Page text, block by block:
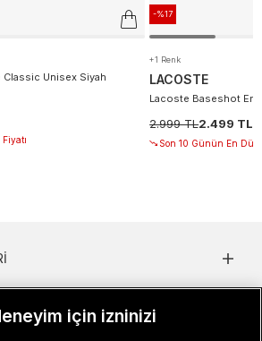
Unisex Siyah
-%17
+1 Renk
LACOSTE
Lacoste Baseshot
2.999 TL2.499 TL
Son 10 Günün En
için izninizi